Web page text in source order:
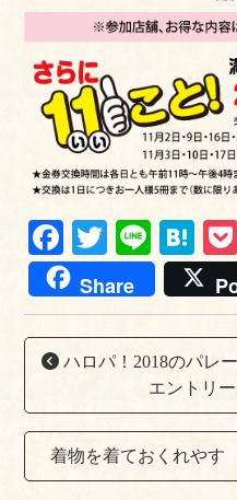
Fa
ce
bo
ok
T
wi
tte
r
Li
ne
H
at
en
a
Share
ハロパ！2018のパレ
エントリ
着物を着ておくれやす